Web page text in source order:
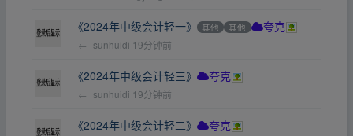
《2024年中级会计轻一》 其他 其他 夸克
← sunhuidi 19分钟前
《2024年中级会计轻三》 夸克
← sunhuidi 19分钟前
《2024年中级会计轻二》 夸克